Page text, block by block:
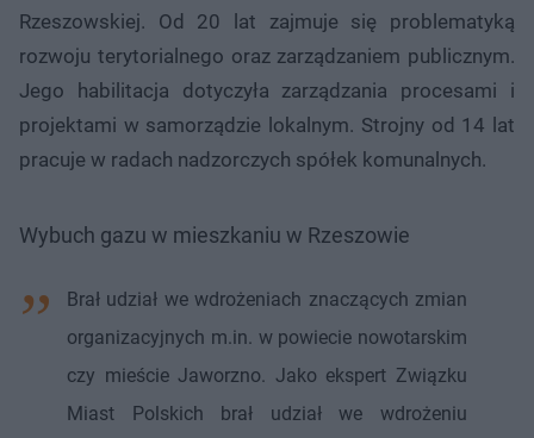
Rzeszowskiej. Od 20 lat zajmuje się problematyką
rozwoju terytorialnego oraz zarządzaniem publicznym.
Jego habilitacja dotyczyła zarządzania procesami i
projektami w samorządzie lokalnym. Strojny od 14 lat
pracuje w radach nadzorczych spółek komunalnych.
Wybuch gazu w mieszkaniu w Rzeszowie
Brał udział we wdrożeniach znaczących zmian
organizacyjnych m.in. w powiecie nowotarskim
czy mieście Jaworzno. Jako ekspert Związku
Miast Polskich brał udział we wdrożeniu